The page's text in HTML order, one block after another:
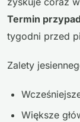
Termin
tygodni przed
Zalety
Większe